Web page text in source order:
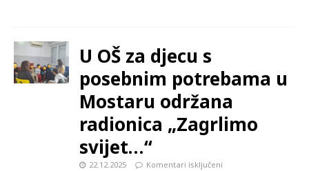
U OŠ za djecu s
posebnim potrebama u
Mostaru održana
radionica „Zagrlimo
svijet…“
22.12.2025 Komentari isključeni